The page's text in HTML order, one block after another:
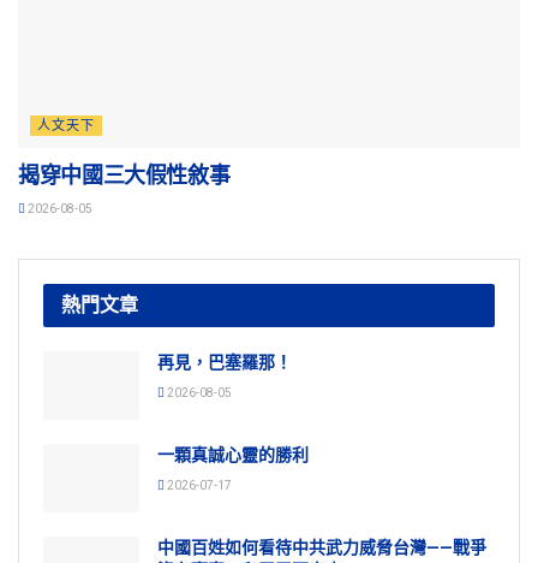
人文天下
揭穿中國三大假性敘事
2026-08-05
熱門文章
再見，巴塞羅那！
2026-08-05
一顆真誠心靈的勝利
2026-07-17
中國百姓如何看待中共武力威脅台灣——戰爭